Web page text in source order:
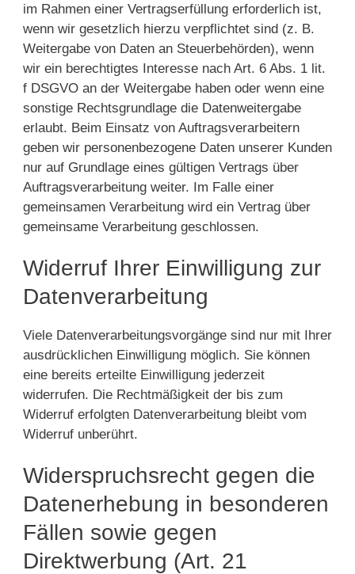
im Rahmen einer Vertragserfüllung erforderlich ist,
wenn wir gesetzlich hierzu verpflichtet sind (z. B.
Weitergabe von Daten an Steuerbehörden), wenn
wir ein berechtigtes Interesse nach Art. 6 Abs. 1 lit.
f DSGVO an der Weitergabe haben oder wenn eine
sonstige Rechtsgrundlage die Datenweitergabe
erlaubt. Beim Einsatz von Auftragsverarbeitern
geben wir personenbezogene Daten unserer Kunden
nur auf Grundlage eines gültigen Vertrags über
Auftragsverarbeitung weiter. Im Falle einer
gemeinsamen Verarbeitung wird ein Vertrag über
gemeinsame Verarbeitung geschlossen.
Widerruf Ihrer Einwilligung zur
Datenverarbeitung
Viele Datenverarbeitungsvorgänge sind nur mit Ihrer
ausdrücklichen Einwilligung möglich. Sie können
eine bereits erteilte Einwilligung jederzeit
widerrufen. Die Rechtmäßigkeit der bis zum
Widerruf erfolgten Datenverarbeitung bleibt vom
Widerruf unberührt.
Widerspruchsrecht gegen die
Datenerhebung in besonderen
Fällen sowie gegen
Direktwerbung (Art. 21